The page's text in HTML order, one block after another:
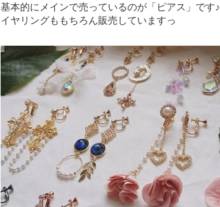
基本的にメインで売っているのが「ピアス」です♪
イヤリングももちろん販売していますっ